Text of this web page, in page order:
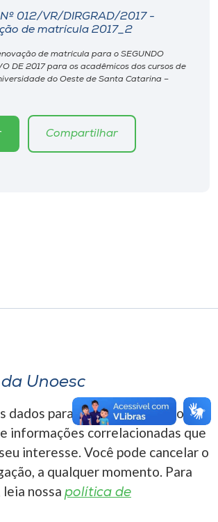
Nº 012/VR/DIRGRAD/2017 -
de matrícula 2017_2
de matrícula para o SEGUNDO
DE 2017 para os acadêmicos dos cursos de
do Oeste de Santa Catarina –
Compartilhar
Unoesc
dados para entrar em contato
informações correlacionadas que
interesse. Você pode cancelar o
a qualquer momento. Para
nossa política de